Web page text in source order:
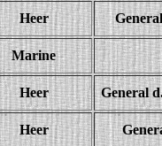
Heer
Marine
Heer
General
Heer